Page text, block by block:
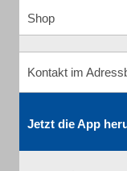
Shop
Kontakt im
Jetzt die App